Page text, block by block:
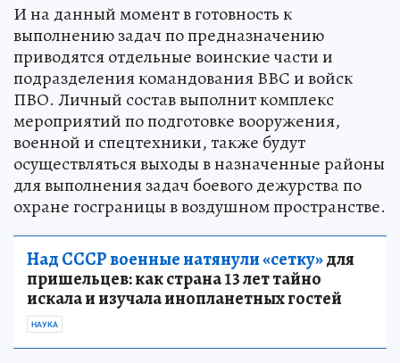
И на данный момент в готовность к
выполнению задач по предназначению
приводятся отдельные воинские части и
подразделения командования ВВС и войск
ПВО. Личный состав выполнит комплекс
мероприятий по подготовке вооружения,
военной и спецтехники, также будут
осуществляться выходы в назначенные районы
для выполнения задач боевого дежурства по
охране госграницы в воздушном пространстве.
Над СССР военные натянули «сетку»для
пришельцев: как страна 13 лет тайно
искала и изучала инопланетных гостей
НАУКА